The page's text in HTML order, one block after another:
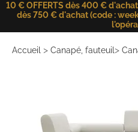
10 € OFFERTS dès 400 € d'achat
dès 750 € d'achat (code :
Accueil > Canapé, fauteuil >